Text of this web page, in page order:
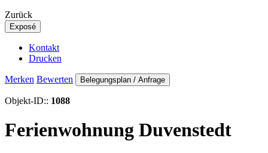
Zurück
Exposé
Kontakt
Drucken
Merken Bewerten Belegungsplan / Anfrage
Objekt-ID:: 1088
Ferienwohnung Duvenstedt